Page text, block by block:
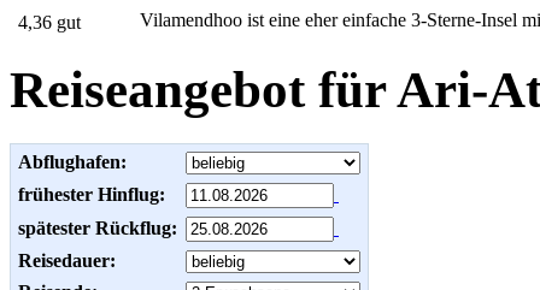
Vilamendhoo ist eine eher einfache 3-Sterne-Insel
4,36 gut
Reiseangebot für Ari-
Abflughafen:
frühester Hinflug:
spätester Rückflug:
Reisedauer: